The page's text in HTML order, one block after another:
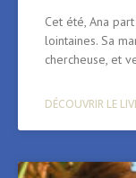
Cet été, Ana
lointaines. Sa
chercheuse, et
DÉCOUVRIR LE